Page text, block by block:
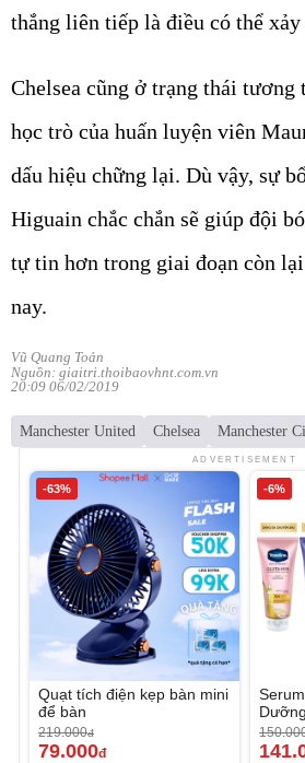
thắng liên tiếp là điều có thể xảy
Chelsea cũng ở trạng thái tương
học trò của huấn luyện viên
dấu hiệu chững lại. Dù vậy, sự
Higuain chắc chắn sẽ giúp đội
tự tin hơn trong giai đoạn còn
nay.
Vũ Quang Toản
Nguồn: giaitri.thoibaovhnt.com.vn
20:09 06/02/2019
Manchester United Chelsea Manchester
ADVERTISEMENT
-63%
Quạt tích điện kẹp bàn mini
để bàn
219.000đ
79.000đ
-6%
Ngày